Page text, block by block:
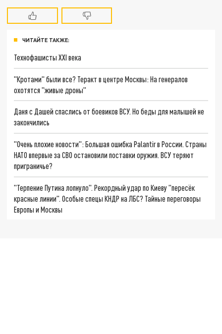
ЧИТАЙТЕ ТАКЖЕ:
Технофашисты XXI века
"Кротами" были все? Теракт в центре Москвы: На генералов
охотятся "живые дроны"
Даня с Дашей спаслись от боевиков ВСУ. Но беды для малышей не
закончились
"Очень плохие новости": Большая ошибка Palantir в России. Страны
НАТО впервые за СВО остановили поставки оружия. ВСУ теряют
приграничье?
"Терпение Путина лопнуло". Рекордный удар по Киеву "пересёк
красные линии". Особые спецы КНДР на ЛБС? Тайные переговоры
Европы и Москвы